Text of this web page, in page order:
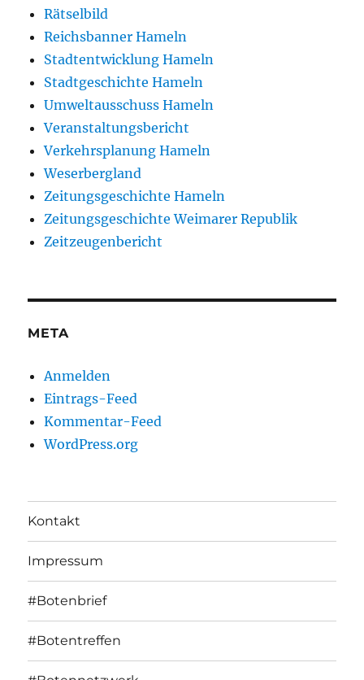
Rätselbild
Reichsbanner Hameln
Stadtentwicklung Hameln
Stadtgeschichte Hameln
Umweltausschuss Hameln
Veranstaltungsbericht
Verkehrsplanung Hameln
Weserbergland
Zeitungsgeschichte Hameln
Zeitungsgeschichte Weimarer Republik
Zeitzeugenbericht
META
Anmelden
Eintrags-Feed
Kommentar-Feed
WordPress.org
Kontakt
Impressum
#Botenbrief
#Botentreffen